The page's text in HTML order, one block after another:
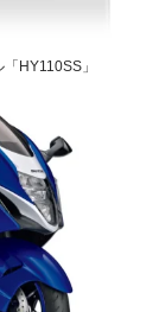
HY110SS」